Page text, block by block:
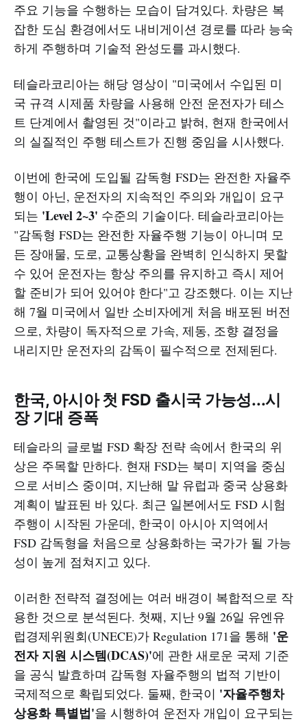
주요 기능을 수행하는 모습이 담겨있다. 차량은 복
잡한 도심 환경에서도 내비게이션 경로를 따라 능숙
하게 주행하며 기술적 완성도를 과시했다.
테슬라코리아는 해당 영상이 "미국에서 수입된 미
국 규격 시제품 차량을 사용해 안전 운전자가 테스
트 단계에서 촬영된 것"이라고 밝혀, 현재 한국에서
의 실질적인 주행 테스트가 진행 중임을 시사했다.
이번에 한국에 도입될 감독형 FSD는 완전한 자율주
행이 아닌, 운전자의 지속적인 주의와 개입이 요구
되는 'Level 2~3' 수준의 기술이다. 테슬라코리아는
"감독형 FSD는 완전한 자율주행 기능이 아니며 모
든 장애물, 도로, 교통상황을 완벽히 인식하지 못할
수 있어 운전자는 항상 주의를 유지하고 즉시 제어
할 준비가 되어 있어야 한다"고 강조했다. 이는 지난
해 7월 미국에서 일반 소비자에게 처음 배포된 버전
으로, 차량이 독자적으로 가속, 제동, 조향 결정을
내리지만 운전자의 감독이 필수적으로 전제된다.
한국, 아시아 첫 FSD 출시국 가능성...시
장 기대 증폭
테슬라의 글로벌 FSD 확장 전략 속에서 한국의 위
상은 주목할 만하다. 현재 FSD는 북미 지역을 중심
으로 서비스 중이며, 지난해 말 유럽과 중국 상용화
계획이 발표된 바 있다. 최근 일본에서도 FSD 시험
주행이 시작된 가운데, 한국이 아시아 지역에서
FSD 감독형을 처음으로 상용화하는 국가가 될 가능
성이 높게 점쳐지고 있다.
이러한 전략적 결정에는 여러 배경이 복합적으로 작
용한 것으로 분석된다. 첫째, 지난 9월 26일 유엔유
럽경제위원회(UNECE)가 Regulation 171을 통해 '운
전자 지원 시스템(DCAS)'에 관한 새로운 국제 기준
을 공식 발효하며 감독형 자율주행의 법적 기반이
국제적으로 확립되었다. 둘째, 한국이 '자율주행차
상용화 특별법'을 시행하여 운전자 개입이 요구되는